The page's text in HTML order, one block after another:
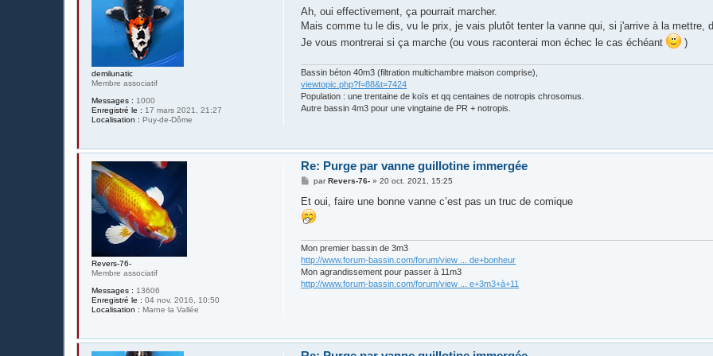
demilunatic
Membre associatif
Messages : 1000
Enregistré le : 17 mars 2021, 21:27
Localisation : Puy-de-Dôme
s
s
a
e
Ah, oui effectivement, ça pourrait marcher.
Mais comme tu le dis, vu le prix, je vais plutôt tenter la vanne qui, si j'arrive à la mettre,
Je vous montrerai si ça marche (ou vous raconterai mon échec le cas échéant
)
Bassin béton 40m3 (filtration multichambre maison comprise),
viewtopic.php?f=88&t=7424
Population : une trentaine de koïs et qq centaines de notropis chrosomus.
Autre bassin 4m3 pour une vingtaine de PR + notropis.
Revers-76-
Membre associatif
Messages : 13606
Enregistré le : 04 nov. 2016, 10:50
Localisation : Marne la Vallée
Re: Purge par vanne guillotine immergée
M
s
s
a
par Revers-76- »20 oct. 2021, 15:25
Et oui, faire une bonne vanne c’est pas un truc de comique
Mon premier bassin de 3m3
http://www.forum-bassin.com/forum/view ... de+bonheur
Mon agrandissement pour passer à 11m3
http://www.forum-bassin.com/forum/view ... e+3m3+à+11